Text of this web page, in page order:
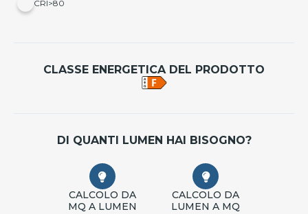
CRI>80
CLASSE ENERGETICA DEL PRODOTTO
DI QUANTI LUMEN HAI BISOGNO?
CALCOLO DA
MQ A LUMEN
CALCOLO DA
LUMEN A MQ